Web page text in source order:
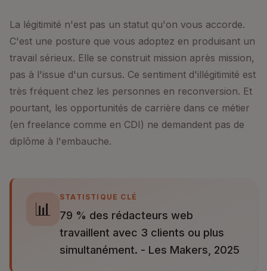
La légitimité n'est pas un statut qu'on vous accorde.
C'est une posture que vous adoptez en produisant un
travail sérieux. Elle se construit mission après mission,
pas à l'issue d'un cursus. Ce sentiment d'illégitimité est
très fréquent chez les personnes en reconversion. Et
pourtant, les opportunités de carrière dans ce métier
(en freelance comme en CDI) ne demandent pas de
diplôme à l'embauche.
📊
STATISTIQUE CLÉ
79 % des rédacteurs web
travaillent avec 3 clients ou plus
simultanément. - Les Makers, 2025